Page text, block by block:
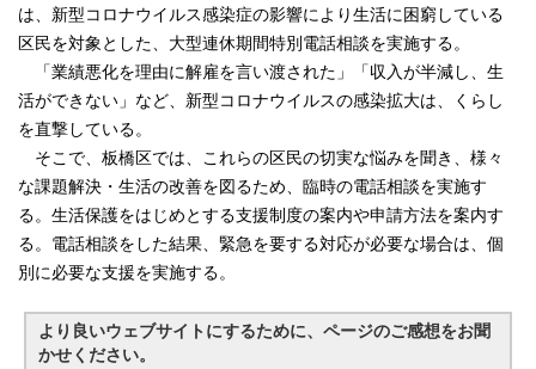
は、新型コロナウイルス感染症の影響により生活に困窮している
区民を対象とした、大型連休期間特別電話相談を実施する。
「業績悪化を理由に解雇を言い渡された」「収入が半減し、生
活ができない」など、新型コロナウイルスの感染拡大は、くらし
を直撃している。
そこで、板橋区では、これらの区民の切実な悩みを聞き、様々
な課題解決・生活の改善を図るため、臨時の電話相談を実施す
る。生活保護をはじめとする支援制度の案内や申請方法を案内す
る。電話相談をした結果、緊急を要する対応が必要な場合は、個
別に必要な支援を実施する。
より良いウェブサイトにするために、ページのご感想をお聞
かせください。